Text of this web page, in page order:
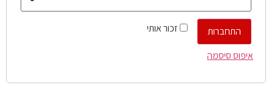
זכור אותי
התחברות
איפוס סיסמה